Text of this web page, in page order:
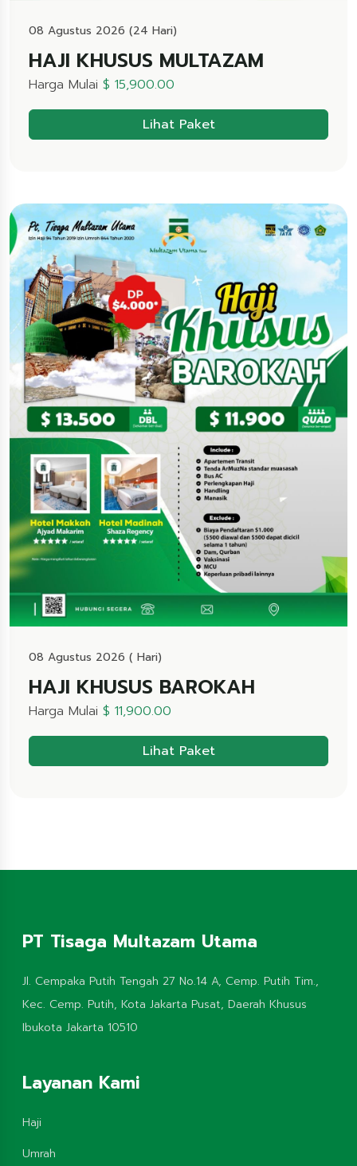
08 Agustus 2026 (24 Hari)
HAJI KHUSUS MULTAZAM
Harga Mulai $ 15,900.00
Lihat Paket
08 Agustus 2026 ( Hari)
HAJI KHUSUS BAROKAH
Harga Mulai $ 11,900.00
Lihat Paket
PT Tisaga Multazam Utama
Jl. Cempaka Putih Tengah 27 No.14 A, Cemp. Putih Tim.,
Kec. Cemp. Putih, Kota Jakarta Pusat, Daerah Khusus
Ibukota Jakarta 10510
Layanan Kami
Haji
Umrah